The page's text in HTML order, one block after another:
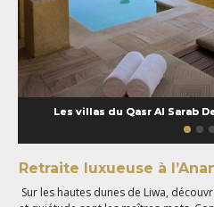
Les villas du Qasr Al Sarab
Retraite luxueuse à
Sur les hautes dunes de Liwa,